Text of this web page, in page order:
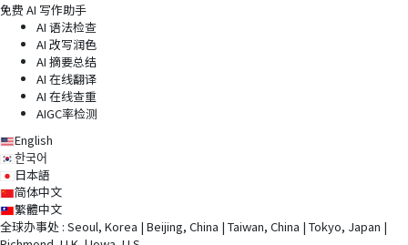
免费 AI 写作助手
AI 语法检查
AI 改写润色
AI 摘要总结
AI 在线翻译
AI 在线查重
AIGC率检测
English
한국어
日本語
简体中文
繁體中文
全球办事处 : Seoul, Korea | Beijing, China | Taiwan, China | Tokyo, Japan |